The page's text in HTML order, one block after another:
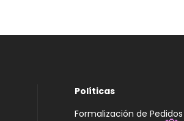
Políticas
Formalización de Pedidos